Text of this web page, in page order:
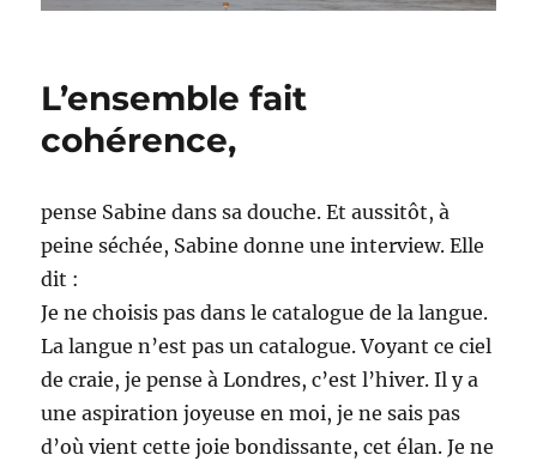
L’ensemble fait
cohérence,
pense Sabine dans sa douche. Et aussitôt, à
peine séchée, Sabine donne une interview. Elle
dit :
Je ne choisis pas dans le catalogue de la langue.
La langue n’est pas un catalogue. Voyant ce ciel
de craie, je pense à Londres, c’est l’hiver. Il y a
une aspiration joyeuse en moi, je ne sais pas
d’où vient cette joie bondissante, cet élan. Je ne